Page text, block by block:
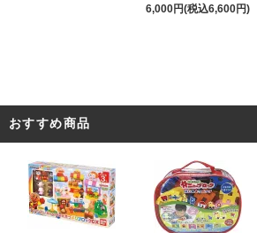
6,000円(税込6,600円)
おすすめ商品